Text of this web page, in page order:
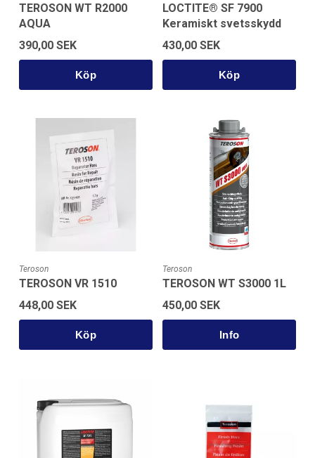
TEROSON WT R2000
AQUA
390,00 SEK
Köp
LOCTITE® SF 7900
Keramiskt svetsskydd
430,00 SEK
Köp
Teroson
TEROSON VR 1510
448,00 SEK
Köp
Teroson
TEROSON WT S3000 1L
450,00 SEK